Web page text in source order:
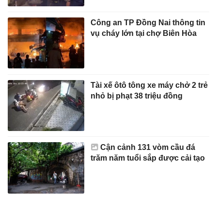
Công an TP Đồng Nai thông tin
vụ cháy lớn tại chợ Biên Hòa
Tài xế ôtô tông xe máy chở 2 trẻ
nhỏ bị phạt 38 triệu đồng
Cận cảnh 131 vòm cầu đá
trăm năm tuổi sắp được cải tạo